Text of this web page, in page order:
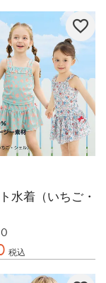
水着（いちご・
税込